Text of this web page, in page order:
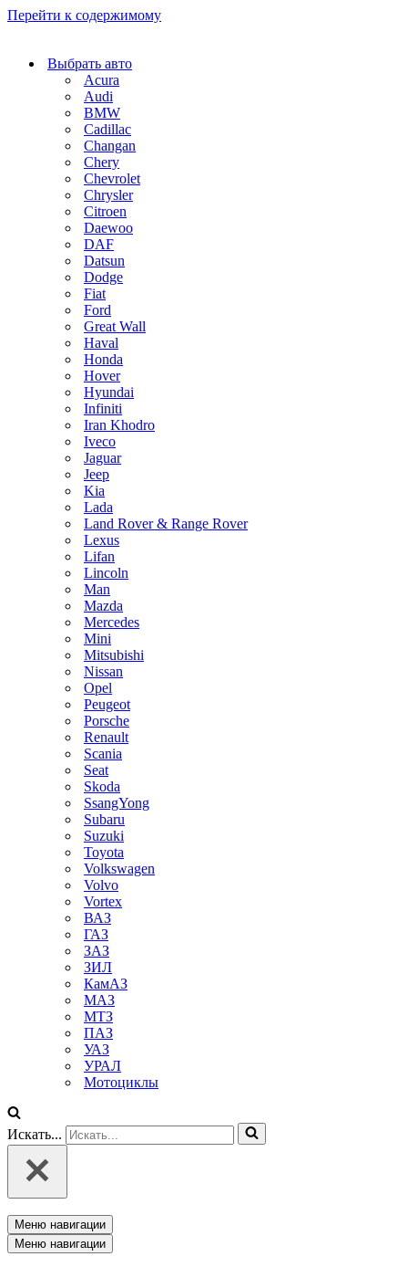
Перейти к содержимому
Выбрать авто
Acura
Audi
BMW
Cadillac
Changan
Chery
Chevrolet
Chrysler
Citroen
Daewoo
DAF
Datsun
Dodge
Fiat
Ford
Great Wall
Haval
Honda
Hover
Hyundai
Infiniti
Iran Khodro
Iveco
Jaguar
Jeep
Kia
Lada
Land Rover & Range Rover
Lexus
Lifan
Lincoln
Man
Mazda
Mercedes
Mini
Mitsubishi
Nissan
Opel
Peugeot
Porsche
Renault
Scania
Seat
Skoda
SsangYong
Subaru
Suzuki
Toyota
Volkswagen
Volvo
Vortex
ВАЗ
ГАЗ
ЗАЗ
ЗИЛ
КамАЗ
МАЗ
МТЗ
ПАЗ
УАЗ
УРАЛ
Мотоциклы
Искать...
Меню навигации
Меню навигации